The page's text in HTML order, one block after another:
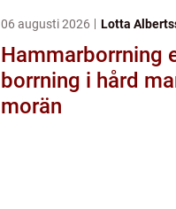
06 augusti 2026 Lotta
Hammarborrning effektiv
borrning i hård
morän